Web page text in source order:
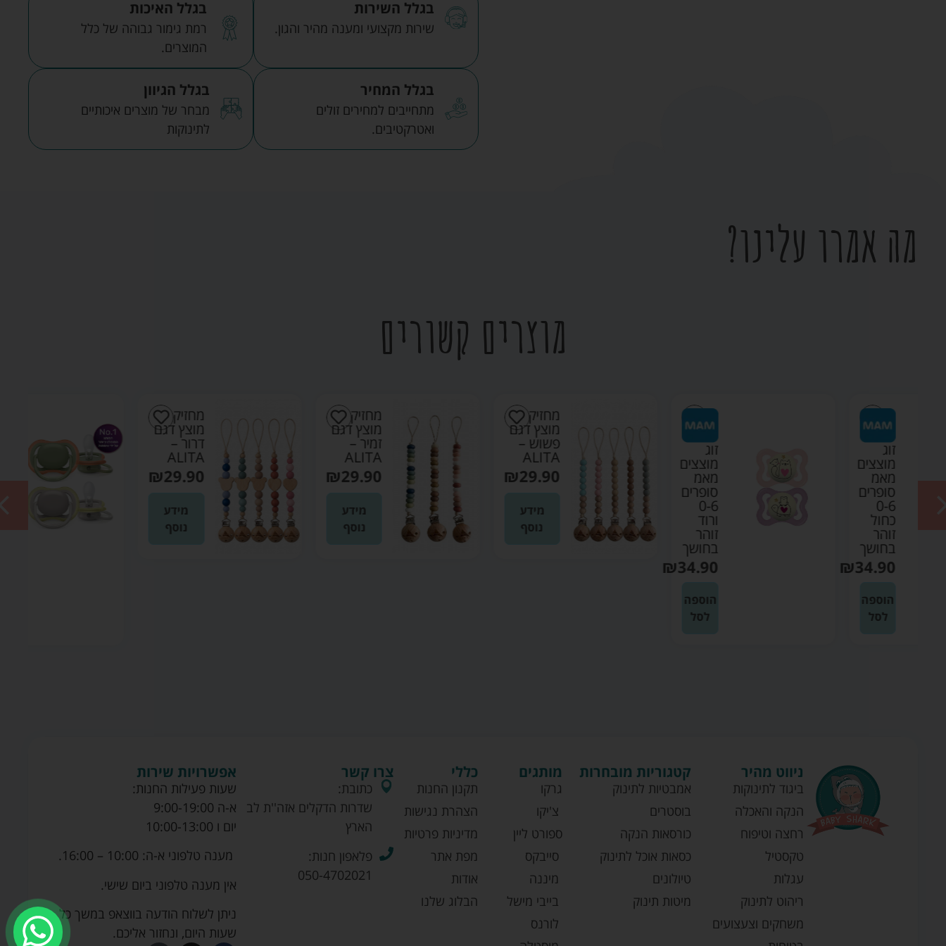
בגלל השירות
שירות מקצועי ומענה מהיר והגון.
בגלל האיכות
רמת גימור גבוהה של כלל
המוצרים.
בגלל המחיר
מתחייבים למחירים זולים
ואטרקטיבים.
בגלל הגיוון
מבחר של מוצרים איכותיים
לתינוקות
מה אמרו עלינו?
מוצרים קשורים
מוצצים
מאמ
סופרים
0-6
ורוד
מוצץ דגם
ALITA
₪ 29.90
מידע
נוסף
מחזיק
זמיר –
ALITA
₪ 29.90
מידע
נוסף
מחזיק
ALITA
₪29.90
מידע
נוסף
מוצצי
ultra
air
אולטרה
איר 6-
18 –
ניווט מהיר
ביגוד לתינוקות
הנקה והאכלה
רחצה וטיפוח
טקסטיל
עגלות
ריהוט לתינוק
משחקים וצעצועים
קטגוריות מובחרות
אמבטיות לתינוק
בוסטרים
כורסאות הנקה
כסאות אוכל לתינוק
טיולונים
מיטות תינוק
מותגים
גרקו
צ'יקו
ספורט ליין
סייבקס
מיננה
בייבי מישל
לורנס
כללי
תקנון החנות
הצהרת נגישות
מדיניות פרטיות
מפת אתר
אודות
הבלוג שלנו
צרו קשר
כתובת:
שדרות הדקלים אזה''ת לב
הארץ
פלאפון חנות:
050-4702021
אפשרויות שירות
שעות פעילות החנות:
א-ה 9:00-19:00
יום ו 10:00-13:00
מענה טלפוני א-ה: 10:00 – 16:00.
אין מענה טלפוני ביום שישי.
ניתן לשלוח הודעה בווצאפ במשך כל
שעות היום, ונחזור אליכם.